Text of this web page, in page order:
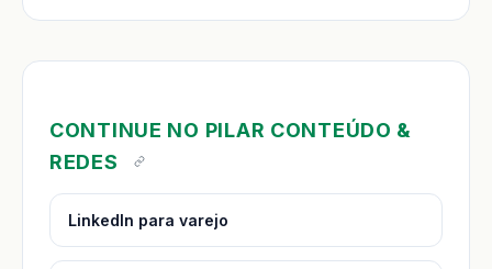
CONTINUE NO PILAR CONTEÚDO &
REDES
LinkedIn para varejo